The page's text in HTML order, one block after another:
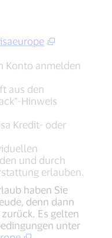
Konto anmelden
aus den
Hinweis
Kredit- oder
und durch
erlauben.
haben Sie
denn dann
Es gelten
unter